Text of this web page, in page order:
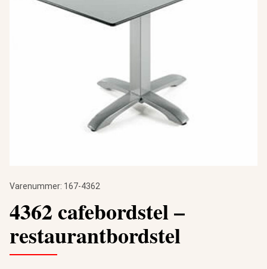
Varenummer: 167-4362
4362 cafebordstel –
restaurantbordstel